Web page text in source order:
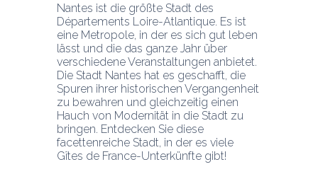
Nantes ist die größte Stadt des
Départements Loire-Atlantique. Es ist
eine Metropole, in der es sich gut leben
lässt und die das ganze Jahr über
verschiedene Veranstaltungen anbietet.
Die Stadt Nantes hat es geschafft, die
Spuren ihrer historischen Vergangenheit
zu bewahren und gleichzeitig einen
Hauch von Modernität in die Stadt zu
bringen. Entdecken Sie diese
facettenreiche Stadt, in der es viele
Gîtes de France-Unterkünfte gibt!